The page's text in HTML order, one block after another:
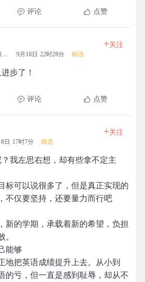
评论 点赞
蒙彼利埃15级2班拓团 9月18日 22时28分 精选
+关注
步了！
评论 点赞
日 17时7分 精选
+关注
我左思右想，却有些拿不定主
标可以说很多了，但是真正实现的
不仅要坚持，还要量力而行吧
新的学期，承载着新的希望，负担
。
能够
地把英语成绩提升上去。从小到
的亏，但一直是感到耻辱，却从不